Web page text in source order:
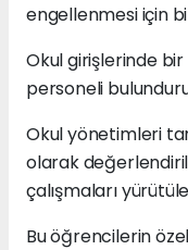
engellenmesi için
Okul girişlerinde
personeli
Okul yönetimleri
olarak
çalışmaları
Bu öğrencilerin